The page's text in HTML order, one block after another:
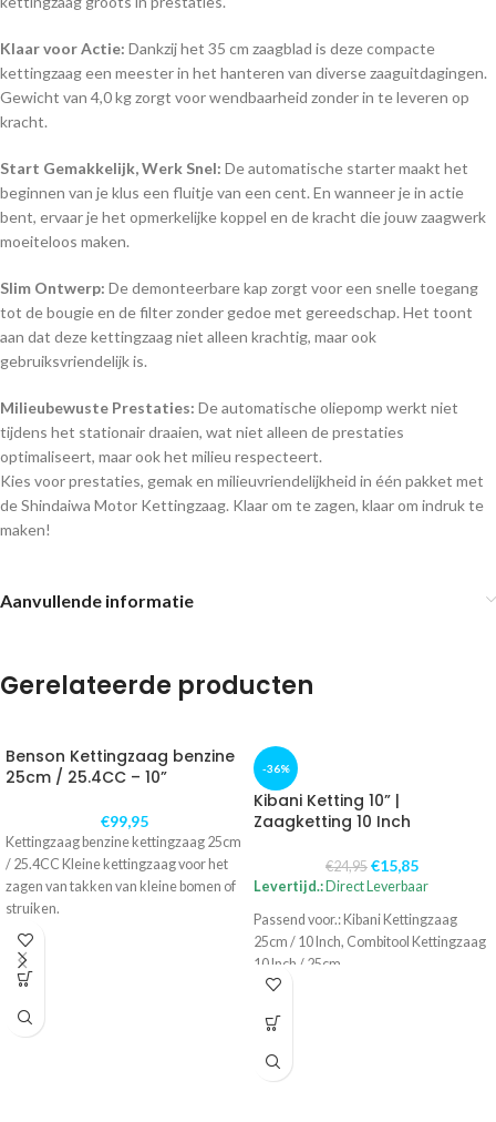
Klaar voor Actie: Dankzij het 35 cm zaagblad is deze compacte
kettingzaag een meester in het hanteren van diverse zaaguitdagingen.
Gewicht van 4,0 kg zorgt voor wendbaarheid zonder in te leveren op
kracht.
Start Gemakkelijk, Werk Snel: De automatische starter maakt het
beginnen van je klus een fluitje van een cent. En wanneer je in actie
bent, ervaar je het opmerkelijke koppel en de kracht die jouw zaagwerk
moeiteloos maken.
Slim Ontwerp: De demonteerbare kap zorgt voor een snelle toegang
tot de bougie en de filter zonder gedoe met gereedschap. Het toont
aan dat deze kettingzaag niet alleen krachtig, maar ook
gebruiksvriendelijk is.
Milieubewuste Prestaties: De automatische oliepomp werkt niet
tijdens het stationair draaien, wat niet alleen de prestaties
optimaliseert, maar ook het milieu respecteert.
Kies voor prestaties, gemak en milieuvriendelijkheid in één pakket met
de Shindaiwa Motor Kettingzaag. Klaar om te zagen, klaar om indruk te
maken!
Aanvullende informatie
Gerelateerde producten
Benson Kettingzaag benzine
25cm / 25.4CC – 10”
€99,95
Kettingzaag benzine kettingzaag 25cm
/ 25.4CC Kleine kettingzaag voor het
zagen van takken van kleine bomen of
struiken.
-36%
Kibani Ketting 10” |
Zaagketting 10 Inch
€24,95 €15,85
Levertijd.: Direct Leverbaar
Passend voor.: Kibani Kettingzaag
25cm / 10 Inch, Combitool Kettingzaag
10 Inch / 25cm